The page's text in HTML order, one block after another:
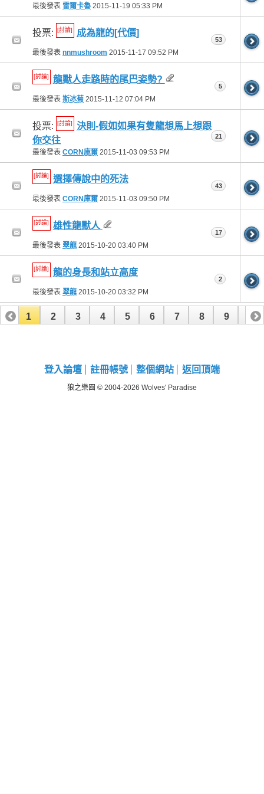
最後發表 雷爾卡魯 2015-11-19 05:33 PM
投票: [討論] 成為龍的[代價]
最後發表 nnmushroom 2015-11-17 09:52 PM
53
[討論] 龍獸人走路時的尾巴姿勢?
最後發表 斯冰菊 2015-11-12 07:04 PM
5
投票: [討論]
決則-假如如果有隻龍想馬上想跟
你交往
最後發表 CORN庫爾 2015-11-03 09:53 PM
21
[討論] 選擇傳說中的死法
最後發表 CORN庫爾 2015-11-03 09:50 PM
43
[討論] 雄性龍獸人
最後發表 翠龍 2015-10-20 03:40 PM
17
[討論] 龍的身長和站立高度
最後發表 翠龍 2015-10-20 03:32 PM
2
1 2 3 4 5 6 7 8 9 10
22 23 24 25 26
登入論壇 註冊帳號 整個網站 返回頂端
狼之樂園 © 2004-2026 Wolves' Paradise